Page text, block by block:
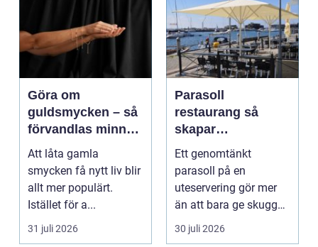
Göra om
guldsmycken – så
förvandlas minnen
till nya favoriter
Att låta gamla
smycken få nytt liv blir
allt mer populärt.
Istället för a...
31 juli 2026
Parasoll
restaurang så
skapar
uteserveringen rätt
känsla året runt
Ett genomtänkt
parasoll på en
uteservering gör mer
än att bara ge skugga.
Det påverkar hur länge
gäs...
30 juli 2026